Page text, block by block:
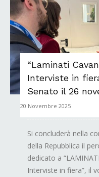
“Laminati
Interviste in
Senato il 26
20 Novembre 2025
Si concluderà nella
della Repubblica il
dedicato a
Interviste in fiera”, il